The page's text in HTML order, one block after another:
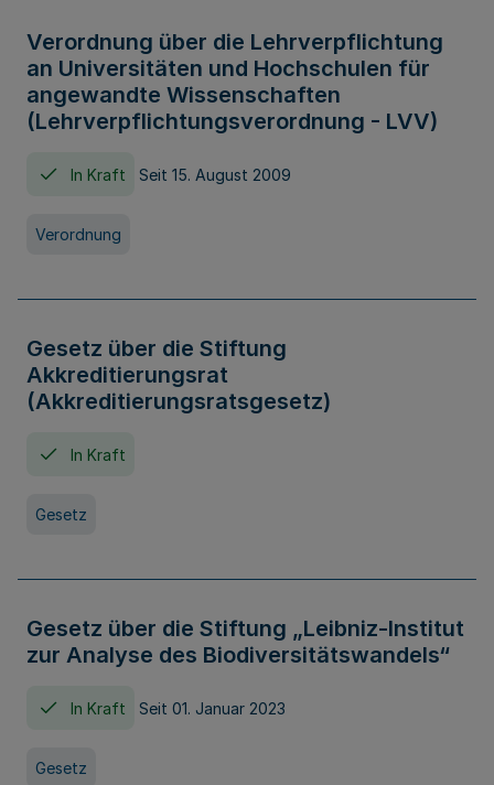
Verordnung über die Lehrverpflichtung
an Universitäten und Hochschulen für
angewandte Wissenschaften
(Lehrverpflichtungsverordnung - LVV)
In Kraft Seit 15. August 2009
Verordnung
Gesetz über die Stiftung
Akkreditierungsrat
(Akkreditierungsratsgesetz)
In Kraft
Gesetz
Gesetz über die Stiftung „Leibniz-Institut
zur Analyse des Biodiversitätswandels“
In Kraft Seit 01. Januar 2023
Gesetz